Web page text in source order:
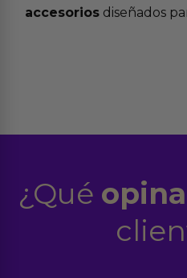
accesorios diseñados
¿Qué